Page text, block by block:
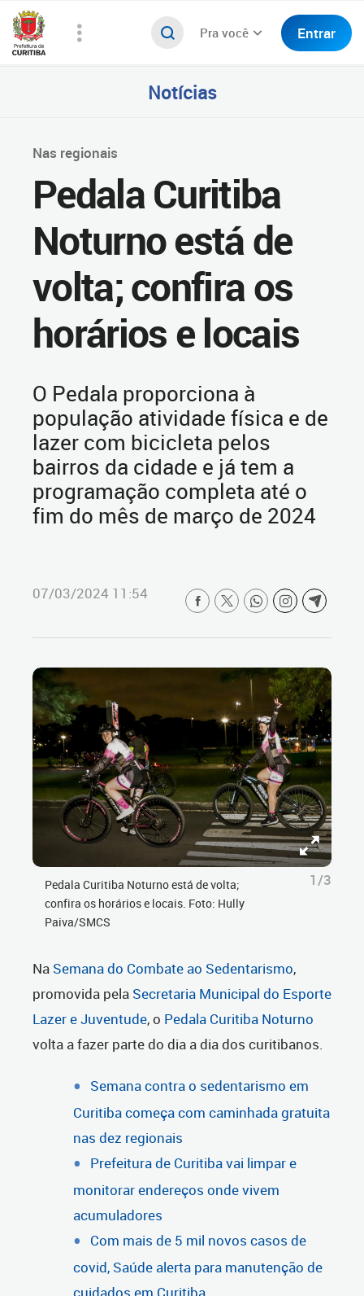
Pra você Entrar
Notícias
Nas regionais
Pedala Curitiba
Noturno está de
volta; confira os
horários e locais
O Pedala proporciona à
população atividade física e de
lazer com bicicleta pelos
bairros da cidade e já tem a
programação completa até o
fim do mês de março de 2024
07/03/2024 11:54
Pedala Curitiba Noturno está de volta;
confira os horários e locais. Foto: Hully
Paiva/SMCS
1/3
Na Semana do Combate ao Sedentarismo,
promovida pela Secretaria Municipal do Esporte
Lazer e Juventude, o Pedala Curitiba Noturno
volta a fazer parte do dia a dia dos curitibanos.
Semana contra o sedentarismo em
Curitiba começa com caminhada gratuita
nas dez regionais
Prefeitura de Curitiba vai limpar e
monitorar endereços onde vivem
acumuladores
Com mais de 5 mil novos casos de
covid, Saúde alerta para manutenção de